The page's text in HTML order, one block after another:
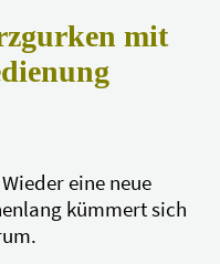
mit
eine neue
kümmert sich